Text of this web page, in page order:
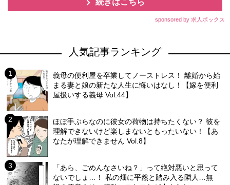
続きはこちら
sponsored by 求人ボックス
人気記事ランキング
義母の便利屋を卒業してノーストレス！ 離婚から始
まる妻と娘の新たな人生に悔いはなし！【嫁を便利
屋扱いする義母 Vol.44】
ほぼ手ぶらなのに彼女の荷物は持ちたくない？ 彼を
理解できないけど楽しまないともったいない！【あ
なたが理解できません Vol.8】
「あら、ごめんなさいね？」って絶対悪いと思って
ないでしょ…！ 私の畑に平然と踏み入る隣人…無